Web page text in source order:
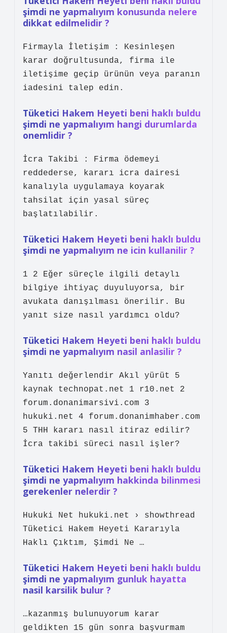
şimdi ne yapmalıyım konusunda nelere
dikkat edilmelidir ?
Firmayla İletişim : Kesinleşen
karar doğrultusunda, firma ile
iletişime geçip ürünün veya paranın
iadesini talep edin.
Tüketici Hakem Heyeti beni haklı buldu
şimdi ne yapmalıyım hangi durumlarda
onemlidir ?
İcra Takibi : Firma ödemeyi
reddederse, kararı icra dairesi
kanalıyla uygulamaya koyarak
tahsilat için yasal süreç
başlatılabilir.
Tüketici Hakem Heyeti beni haklı buldu
şimdi ne yapmalıyım ne icin kullanilir ?
1 2 Eğer süreçle ilgili detaylı
bilgiye ihtiyaç duyuluyorsa, bir
avukata danışılması önerilir. Bu
yanıt size nasıl yardımcı oldu?
Tüketici Hakem Heyeti beni haklı buldu
şimdi ne yapmalıyım nasil anlasilir ?
Yanıtı değerlendir Akıl yürüt 5
kaynak technopat.net 1 r10.net 2
forum.donanimarsivi.com 3
hukuki.net 4 forum.donanimhaber.com
5 THH kararı nasıl itiraz edilir?
İcra takibi süreci nasıl işler?
Tüketici Hakem Heyeti beni haklı buldu
şimdi ne yapmalıyım hakkinda bilinmesi
gerekenler nelerdir ?
Hukuki Net hukuki.net › showthread
Tüketici Hakem Heyeti Kararıyla
Haklı Çıktım, Şimdi Ne …
Tüketici Hakem Heyeti beni haklı buldu
şimdi ne yapmalıyım gunluk hayatta
nasil karsilik bulur ?
…kazanmış bulunuyorum karar
geldikten 15 gün sonra başvurmam